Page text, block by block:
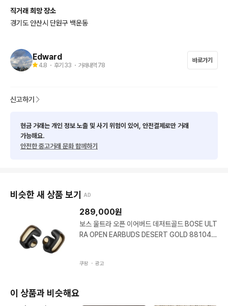
직거래 희망 장소
경기도 안산시 단원구 백운동
Edward
4.8 ・ 후기 33 ・ 거래내역 78
바로가기
신고하기
현금 거래는 개인 정보 노출 및 사기 위험이 있어, 안전결제로만 거래
가능해요.
안전한 중고거래 문화 함께하기
비슷한 새 상품 보기 AD
289,000원
보스 울트라 오픈 이어버드 데저트골드 BOSE ULT
RA OPEN EARBUDS DESERT GOLD 881046
쿠팡 ・ 광고
이 상품과 비슷해요